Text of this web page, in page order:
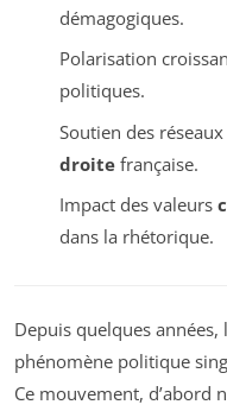
démagogiques.
Polarisation
politiques.
Soutien des réseaux
droitefrançaise.
Impact des valeurs
dans la rhétorique.
Depuis quelques années,
phénomène politique
Ce mouvement, d’abord